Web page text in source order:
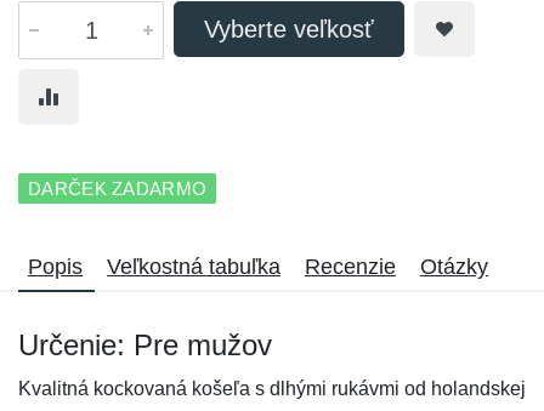
Vyberte veľkosť
DARČEK ZADARMO
Popis Veľkostná tabuľka Recenzie Otázky
Určenie: Pre mužov
Kvalitná kockovaná košeľa s dlhými rukávmi od holandskej